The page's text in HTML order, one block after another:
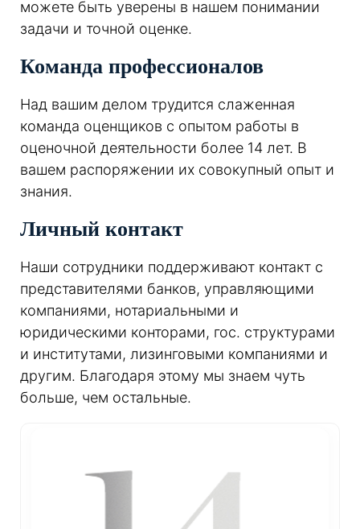
можете быть уверены в нашем понимании
задачи и точной оценке.
Команда профессионалов
Над вашим делом трудится слаженная
команда оценщиков с опытом работы в
оценочной деятельности более 14 лет. В
вашем распоряжении их совокупный опыт и
знания.
Личный контакт
Наши сотрудники поддерживают контакт с
представителями банков, управляющими
компаниями, нотариальными и
юридическими конторами, гос. структурами
и институтами, лизинговыми компаниями и
другим. Благодаря этому мы знаем чуть
больше, чем остальные.